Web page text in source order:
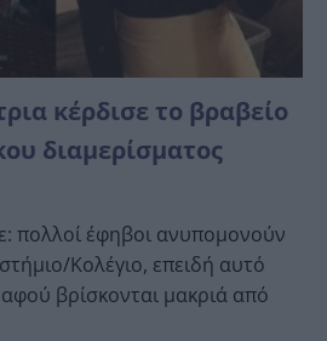
κέρδισε το βραβείο
διαμερίσματος
πολλοί έφηβοι ανυπομονούν
Κολέγιο, επειδή αυτό
βρίσκονται μακριά από